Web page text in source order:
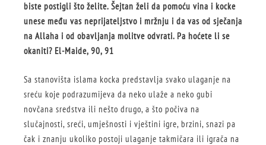
biste postigli što želite. Šejtan želi da pomoću vina i kocke
unese među vas neprijateljstvo i mržnju i da vas od sječanja
na Allaha i od obavljanja molitve odvrati. Pa hoćete li se
okaniti? El-Maide, 90, 91
Sa stanovišta islama kocka predstavlja svako ulaganje na
sreću koje podrazumijeva da neko ulaže a neko gubi
novčana sredstva ili nešto drugo, a što počiva na
slučajnosti, sreći, umješnosti i vještini igre, brzini, snazi pa
čak i znanju ukoliko postoji ulaganje takmičara ili igrača na